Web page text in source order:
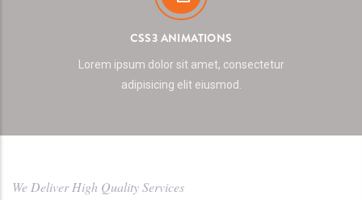
CSS3 ANIMATIONS
Lorem ipsum dolor sit amet, consectetur
adipisicing elit eiusmod.
We Deliver High Quality Services